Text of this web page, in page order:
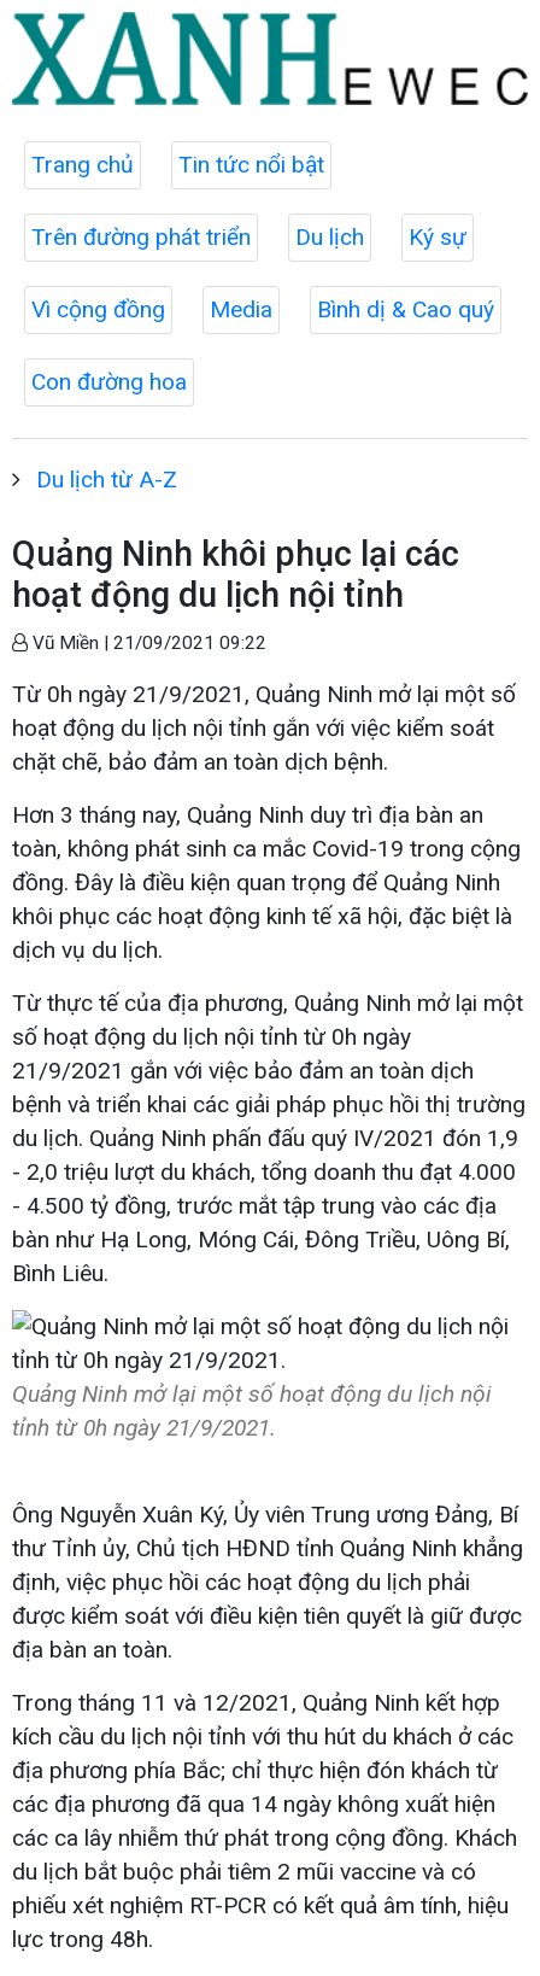
Trang chủ Tin tức nổi bật
Trên đường phát triển Du lịch Ký sự
Vì cộng đồng Media Bình dị & Cao quý
Con đường hoa
Du lịch từ A-Z
Quảng Ninh khôi phục lại các
hoạt động du lịch nội tỉnh
Vũ Miền | 21/09/2021 09:22
Từ 0h ngày 21/9/2021, Quảng Ninh mở lại một số
hoạt động du lịch nội tỉnh gắn với việc kiểm soát
chặt chẽ, bảo đảm an toàn dịch bệnh.
Hơn 3 tháng nay, Quảng Ninh duy trì địa bàn an
toàn, không phát sinh ca mắc Covid-19 trong cộng
đồng. Đây là điều kiện quan trọng để Quảng Ninh
khôi phục các hoạt động kinh tế xã hội, đặc biệt là
dịch vụ du lịch.
Từ thực tế của địa phương, Quảng Ninh mở lại một
số hoạt động du lịch nội tỉnh từ 0h ngày
21/9/2021 gắn với việc bảo đảm an toàn dịch
bệnh và triển khai các giải pháp phục hồi thị trường
du lịch. Quảng Ninh phấn đấu quý IV/2021 đón 1,9
- 2,0 triệu lượt du khách, tổng doanh thu đạt 4.000
- 4.500 tỷ đồng, trước mắt tập trung vào các địa
bàn như Hạ Long, Móng Cái, Đông Triều, Uông Bí,
Bình Liêu.
Quảng Ninh mở lại một số hoạt động du lịch nội
tỉnh từ 0h ngày 21/9/2021.
Ông Nguyễn Xuân Ký, Ủy viên Trung ương Đảng, Bí
thư Tỉnh ủy, Chủ tịch HĐND tỉnh Quảng Ninh khẳng
định, việc phục hồi các hoạt động du lịch phải
được kiểm soát với điều kiện tiên quyết là giữ được
địa bàn an toàn.
Trong tháng 11 và 12/2021, Quảng Ninh kết hợp
kích cầu du lịch nội tỉnh với thu hút du khách ở các
địa phương phía Bắc; chỉ thực hiện đón khách từ
các địa phương đã qua 14 ngày không xuất hiện
các ca lây nhiễm thứ phát trong cộng đồng. Khách
du lịch bắt buộc phải tiêm 2 mũi vaccine và có
phiếu xét nghiệm RT-PCR có kết quả âm tính, hiệu
lực trong 48h.